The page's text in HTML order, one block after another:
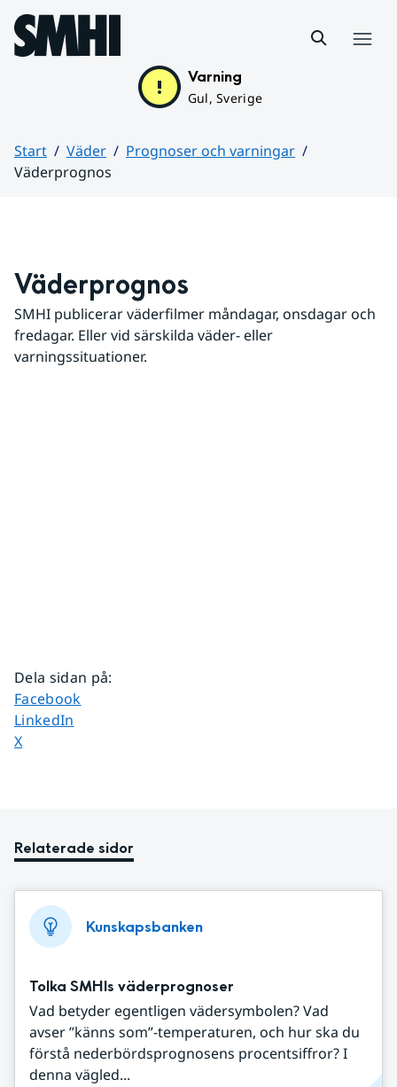
Hoppa till sidans innehåll
Varning
Gul, Sverige
Start Väder
Prognoser och varningar
Väderprognos
Väderprognos
SMHI publicerar väderfilmer måndagar, onsdagar och
fredagar. Eller vid särskilda väder- eller
varningssituationer.
Dela sidan på:
Dela sidan på
Facebook
Dela sidan på
LinkedIn
Dela sidan på
X
Relaterade sidor
Kunskapsbanken
Tolka SMHIs väderprognoser
Vad betyder egentligen vädersymbolen? Vad
avser ”känns som”-temperaturen, och hur ska du
förstå nederbördsprognosens procentsiffror? I
denna vägled...